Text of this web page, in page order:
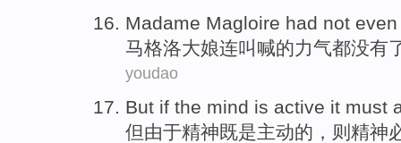
Madame Magloire had not even
马格洛大娘连叫喊的力气都没有
youdao
But if the mind is active it must
但由于精神既是主动的，则精神